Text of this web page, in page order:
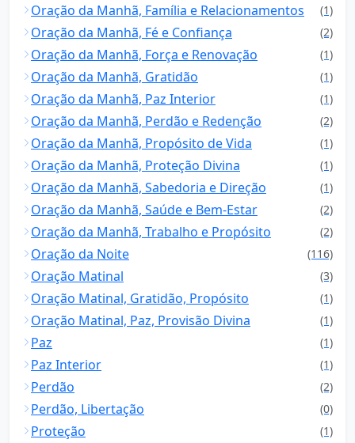
Oração da Manhã, Família e Relacionamentos (1)
Oração da Manhã, Fé e Confiança (2)
Oração da Manhã, Força e Renovação (1)
Oração da Manhã, Gratidão (1)
Oração da Manhã, Paz Interior (1)
Oração da Manhã, Perdão e Redenção (2)
Oração da Manhã, Propósito de Vida (1)
Oração da Manhã, Proteção Divina (1)
Oração da Manhã, Sabedoria e Direção (1)
Oração da Manhã, Saúde e Bem-Estar (2)
Oração da Manhã, Trabalho e Propósito (2)
Oração da Noite (116)
Oração Matinal (3)
Oração Matinal, Gratidão, Propósito (1)
Oração Matinal, Paz, Provisão Divina (1)
Paz (1)
Paz Interior (1)
Perdão (2)
Perdão, Libertação (0)
Proteção (1)